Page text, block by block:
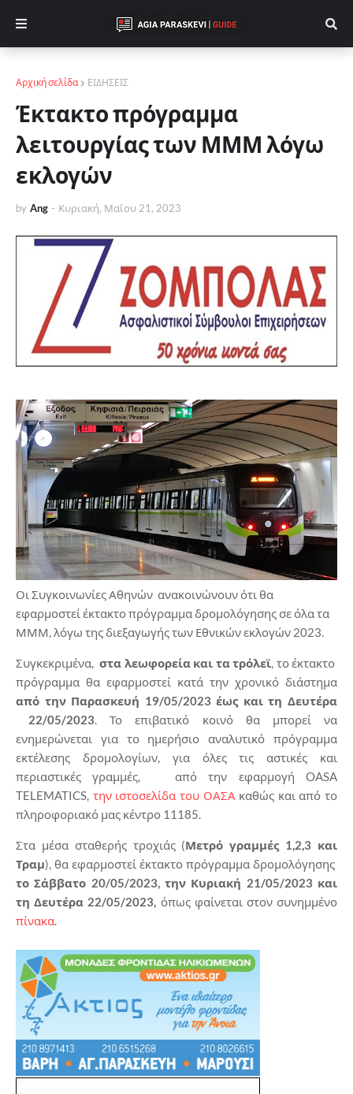
Αρχική σελίδα ΕΙΔΗΣΕΙΣ
Έκτακτο πρόγραμμα
λειτουργίας των ΜΜΜ λόγω
εκλογών
by Ang - Κυριακή, Μαΐου 21, 2023
Οι Συγκοινωνίες Αθηνών ανακοινώνουν ότι θα
εφαρμοστεί έκτακτο πρόγραμμα δρομολόγησης σε όλα τα
ΜΜΜ, λόγω της διεξαγωγής των Εθνικών εκλογών 2023.
Συγκεκριμένα, στα λεωφορεία και τα τρόλεϊ, το έκτακτο
πρόγραμμα θα εφαρμοστεί κατά την χρονικό διάστημα
από την Παρασκευή 19/05/2023 έως και τη Δευτέρα
22/05/2023. Το επιβατικό κοινό θα μπορεί να
ενημερώνεται για το ημερήσιο αναλυτικό πρόγραμμα
εκτέλεσης δρομολογίων, για όλες τις αστικές και
περιαστικές γραμμές, από την εφαρμογή OASA
TELEMATICS, την ιστοσελίδα του ΟΑΣΑ καθώς και από το
πληροφοριακό μας κέντρο 11185.
Στα μέσα σταθερής τροχιάς (Μετρό γραμμές 1,2,3 και
Τραμ), θα εφαρμοστεί έκτακτο πρόγραμμα δρομολόγησης
το Σάββατο 20/05/2023, την Κυριακή 21/05/2023 και
τη Δευτέρα 22/05/2023, όπως φαίνεται στον συνημμένο
πίνακα.